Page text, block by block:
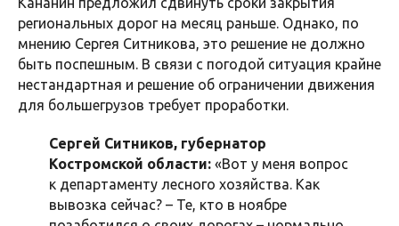
региональных дорог на месяц раньше. Однако, по
мнению Сергея Ситникова, это решение не должно
быть поспешным. В связи с погодой ситуация крайне
нестандартная и решение об ограничении движения
для большегрузов требует проработки.
Сергей Ситников, губернатор
Костромской области: «Вот у меня вопрос
к департаменту лесного хозяйства. Как
вывозка сейчас? – Те, кто в ноябре